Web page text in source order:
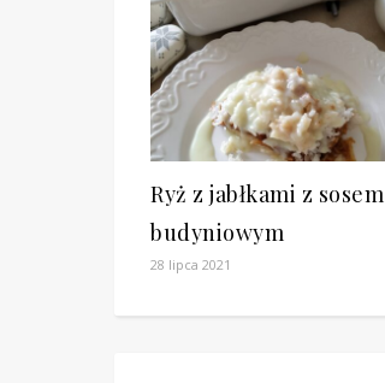
Ryż z jabłkami z sosem
budyniowym
28 lipca 2021